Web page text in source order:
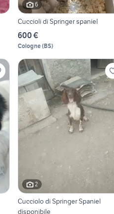
6
Cuccioli di Springer spaniel
600 €
Cologne(BS)
2
Cucciolo di Springer Spaniel
disponibile